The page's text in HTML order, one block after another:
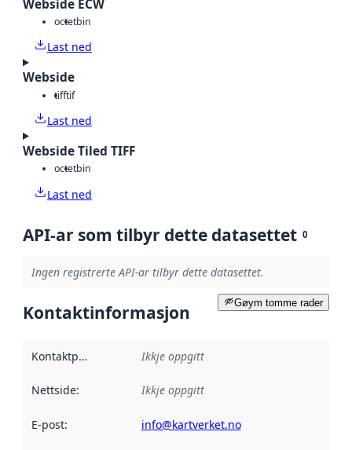
Webside ECW
octetbin
Last ned
Webside
tifftif
Last ned
Webside Tiled TIFF
octetbin
Last ned
API-ar som tilbyr dette datasettet 0
Ingen registrerte API-ar tilbyr dette datasettet.
Gøym tomme rader
Kontaktinformasjon
Kontaktpunkt Ikkje oppgitt
Nettside: Ikkje oppgitt
E-post: info@kartverket.no